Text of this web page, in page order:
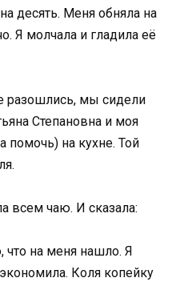
десять. Меня обняла на
Я молчала и гладила её
разошлись, мы сидели
Степановна и моя
помочь) на кухне. Той
всем чаю. И сказала:
что на меня нашло. Я
Коля копейку